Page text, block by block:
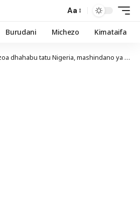
Aa
Burudani Michezo Kimataifa
tatu Nigeria, mashindano ya Chipukizi Afrika